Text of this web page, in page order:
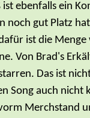
ist ebenfalls ein
noch gut Platz
ist die
Von Brad's
Das ist
Song auch
Merchstand